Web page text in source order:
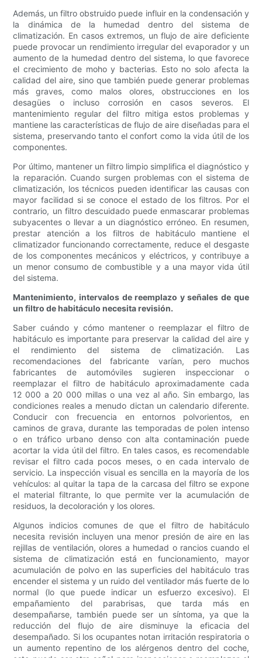
Además, un filtro obstruido puede influir en la condensación y
la dinámica de la humedad dentro del sistema de
climatización. En casos extremos, un flujo de aire deficiente
puede provocar un rendimiento irregular del evaporador y un
aumento de la humedad dentro del sistema, lo que favorece
el crecimiento de moho y bacterias. Esto no solo afecta la
calidad del aire, sino que también puede generar problemas
más graves, como malos olores, obstrucciones en los
desagües o incluso corrosión en casos severos. El
mantenimiento regular del filtro mitiga estos problemas y
mantiene las características de flujo de aire diseñadas para el
sistema, preservando tanto el confort como la vida útil de los
componentes.
Por último, mantener un filtro limpio simplifica el diagnóstico y
la reparación. Cuando surgen problemas con el sistema de
climatización, los técnicos pueden identificar las causas con
mayor facilidad si se conoce el estado de los filtros. Por el
contrario, un filtro descuidado puede enmascarar problemas
subyacentes o llevar a un diagnóstico erróneo. En resumen,
prestar atención a los filtros de habitáculo mantiene el
climatizador funcionando correctamente, reduce el desgaste
de los componentes mecánicos y eléctricos, y contribuye a
un menor consumo de combustible y a una mayor vida útil
del sistema.
Mantenimiento, intervalos de reemplazo y señales de que
un filtro de habitáculo necesita revisión.
Saber cuándo y cómo mantener o reemplazar el filtro de
habitáculo es importante para preservar la calidad del aire y
el rendimiento del sistema de climatización. Las
recomendaciones del fabricante varían, pero muchos
fabricantes de automóviles sugieren inspeccionar o
reemplazar el filtro de habitáculo aproximadamente cada
12 000 a 20 000 millas o una vez al año. Sin embargo, las
condiciones reales a menudo dictan un calendario diferente.
Conducir con frecuencia en entornos polvorientos, en
caminos de grava, durante las temporadas de polen intenso
o en tráfico urbano denso con alta contaminación puede
acortar la vida útil del filtro. En tales casos, es recomendable
revisar el filtro cada pocos meses, o en cada intervalo de
servicio. La inspección visual es sencilla en la mayoría de los
vehículos: al quitar la tapa de la carcasa del filtro se expone
el material filtrante, lo que permite ver la acumulación de
residuos, la decoloración y los olores.
Algunos indicios comunes de que el filtro de habitáculo
necesita revisión incluyen una menor presión de aire en las
rejillas de ventilación, olores a humedad o rancios cuando el
sistema de climatización está en funcionamiento, mayor
acumulación de polvo en las superficies del habitáculo tras
encender el sistema y un ruido del ventilador más fuerte de lo
normal (lo que puede indicar un esfuerzo excesivo). El
empañamiento del parabrisas, que tarda más en
desempañarse, también puede ser un síntoma, ya que la
reducción del flujo de aire disminuye la eficacia del
desempañado. Si los ocupantes notan irritación respiratoria o
un aumento repentino de los alérgenos dentro del coche,